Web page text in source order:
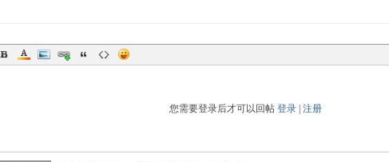
您需要登录后才可以回帖 登录 注册